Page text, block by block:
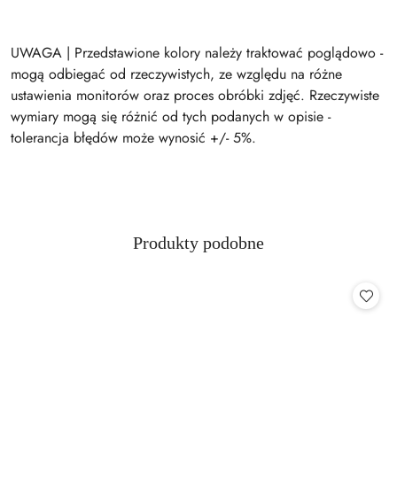
UWAGA | Przedstawione kolory należy traktować poglądowo -
mogą odbiegać od rzeczywistych, ze względu na różne
ustawienia monitorów oraz proces obróbki zdjęć. Rzeczywiste
wymiary mogą się różnić od tych podanych w opisie -
tolerancja błędów może wynosić +/- 5%.
Pomiń karuzelę produktów
Produkty
Produkty podobne